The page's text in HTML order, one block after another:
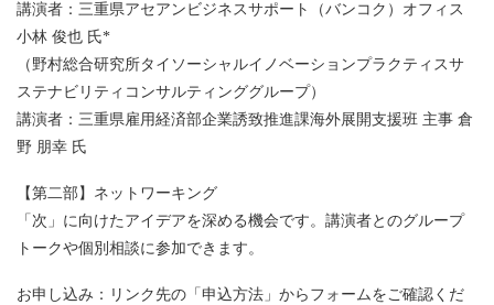
講演者：三重県アセアンビジネスサポート（バンコク）オフィス
小林 俊也 氏*
（野村総合研究所タイソーシャルイノベーションプラクティスサ
ステナビリティコンサルティンググループ）
講演者：三重県雇用経済部企業誘致推進課海外展開支援班 主事 倉
野 朋幸 氏
【第二部】ネットワーキング
「次」に向けたアイデアを深める機会です。講演者とのグループ
トークや個別相談に参加できます。
お申し込み：リンク先の「申込方法」からフォームをご確認くだ